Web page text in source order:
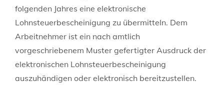
folgenden Jahres eine elektronische
Lohnsteuerbescheinigung zu übermitteln. Dem
Arbeitnehmer ist ein nach amtlich
vorgeschriebenem Muster gefertigter Ausdruck der
elektronischen Lohnsteuerbescheinigung
auszuhändigen oder elektronisch bereitzustellen.